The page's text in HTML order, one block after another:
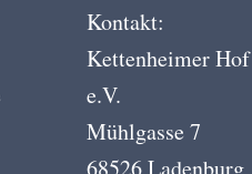
Kontakt:
Kettenheimer Hof
e.V.
Mühlgasse 7
68526 Ladenburg